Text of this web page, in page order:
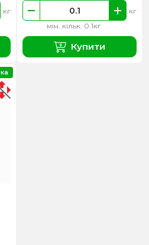
кг
мін. кільк. 0.1кг
кг
Купити